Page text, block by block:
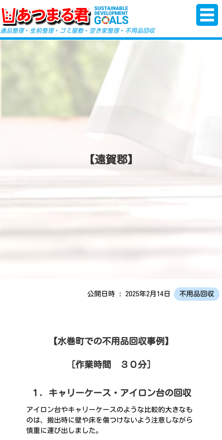
-->
遺品整理・ 生前整理・ ゴミ屋敷・ 空き家整理・ 不用品回収
【遠賀郡】
公開日時 : 2025年2月14日 不用品回収
【水巻町での不用品回収事例】
［作業時間 ３０分］
１．キャリーケース・アイロン台の回収
アイロン台やキャリーケースのような比較的大きなも
のは、搬出時に壁や床を傷つけないよう注意しながら
慎重に運び出しました。